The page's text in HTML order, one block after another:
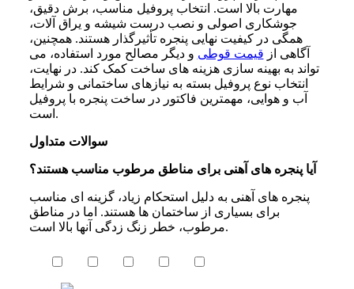
مهارت بالا است. انتخاب پروفیل مناسب، برش دقیق،
جوشکاری اصولی و نصب درست شیشه و یراق آلات،
همگی در کیفیت نهایی پنجره تأثیرگذار هستند. همچنین،
آگاهی از قیمت قوطی و دیگر مصالح مورد استفاده، می
تواند به بهینه سازی هزینه های ساخت کمک کند. در نهایت،
انتخاب نوع پروفیل بسته به نیازهای ساختمانی و شرایط
آب و هوایی، مهمترین فاکتور در ساخت پنجره با پروفیل
است.
سوالات متداول
آیا پنجره های آهنی برای مناطق مرطوب مناسب هستند؟
پنجره های آهنی به دلیل استحکام زیاد، گزینه ای مناسب
برای بسیاری از ساختمان ها هستند. اما در مناطق
مرطوب، خطر زنگ زدگی آنها بالا است.